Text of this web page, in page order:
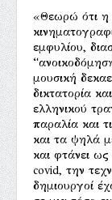
«Θεωρώ ότι η
εμφυλίου,
μουσική
δικτατορία
ελληνικού
παραλία και
και τα ψηλά
και φτάνει
covid, την
δημιουργοί